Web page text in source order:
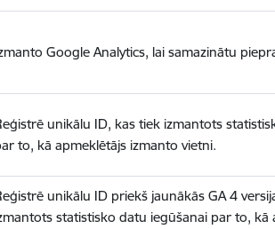
Google Analytics, lai samazinātu
unikālu ID, kas tiek izmantots
to, kā apmeklētājs izmanto vietni.
unikālu ID priekš jaunākās GA 4
statistisko datu iegūšanai par to, kā